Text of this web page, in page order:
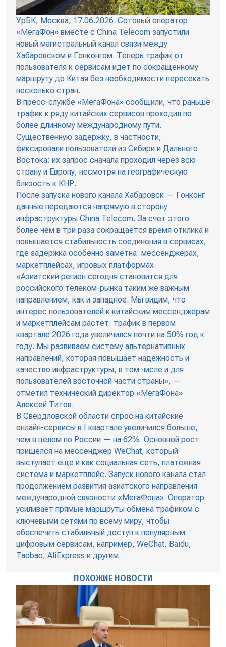
УрБК, Москва, 17.06.2026. Сотовый оператор
«МегаФон» вместе с China Telecom запустили
новый магистральный канал связи между
Хабаровском и Гонконгом. Теперь трафик от
пользователя к сервисам идет по сокращенному
маршруту до Китая без необходимости пересекать
несколько стран.
В пресс-службе «МегаФона» сообщили, что раньше
трафик к ряду китайских сервисов проходил по
более длинному международному пути.
Существенную задержку, в частности,
фиксировали пользователи из Сибири и Дальнего
Востока: их запрос сначала проходил через всю
страну и Европу, несмотря на географическую
близость к КНР.
После запуска нового канала Хабаровск — Гонконг
данные передаются напрямую в сторону
инфраструктуры China Telecom. За счет этого
более чем в три раза сокращается время отклика и
повышается стабильность соединения в сервисах,
где задержка особенно заметна: мессенджерах,
маркетплейсах, игровых платформах.
«Азиатский регион сегодня становится для
российского телеком-рынка таким же важным
направлением, как и западное. Мы видим, что
интерес пользователей к китайским мессенджерам
и маркетплейсам растет: трафик в первом
квартале 2026 года увеличился почти на 50% год к
году. Мы развиваем систему альтернативных
направлений, которая повышает надежность и
качество инфраструктуры, в том числе и для
пользователей восточной части страны», —
отметил технический директор «МегаФона»
Алексей Титов.
В Свердловской области спрос на китайские
онлайн-сервисы в I квартале увеличился больше,
чем в целом по России — на 62%. Основной рост
пришелся на мессенджер WeChat, который
выступает еще и как социальная сеть, платежная
система и маркетплейс. Запуск нового канала стал
продолжением развития азиатского направления
международной связности «МегаФона». Оператор
усиливает прямые маршруты обмена трафиком с
ключевыми сетями по всему миру, чтобы
обеспечить стабильный доступ к популярным
цифровым сервисам, например, WeChat, Baidu,
Taobao, AliExpress и другим.
ПОХОЖИЕ НОВОСТИ